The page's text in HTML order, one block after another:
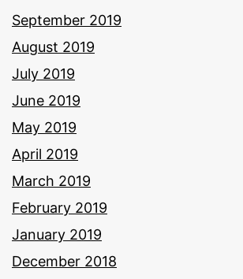
September 2019
August 2019
July 2019
June 2019
May 2019
April 2019
March 2019
February 2019
January 2019
December 2018